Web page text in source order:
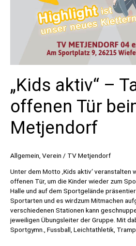
„Kids aktiv“ –
offenen Tür
Metjendorf
Allgemein ,Verein / TV Metjendorf
Unter dem Motto ‚Kids aktiv‘ veranstalten
offenen Tür, um die Kinder wieder zum
Halle und auf dem Sportgelände
Sportarten und es wirdzum Mitmachen
verschiedenen Stationen kann
jeweiligen Übungsleiter der Gruppe. Mit
Sportgymn., Fussball, Leichtathletik,